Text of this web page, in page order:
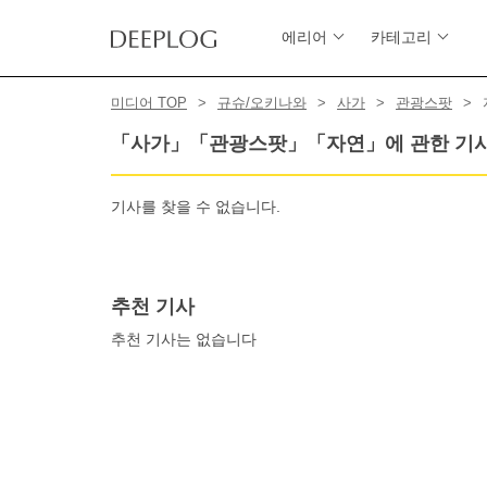
에리어 카테고리
미디어 TOP 규슈/오키나와 사가 관광스팟
「사가」「관광스팟」「자연」에 관한 기
기사를 찾을 수 없습니다.
추천 기사
추천 기사는 없습니다